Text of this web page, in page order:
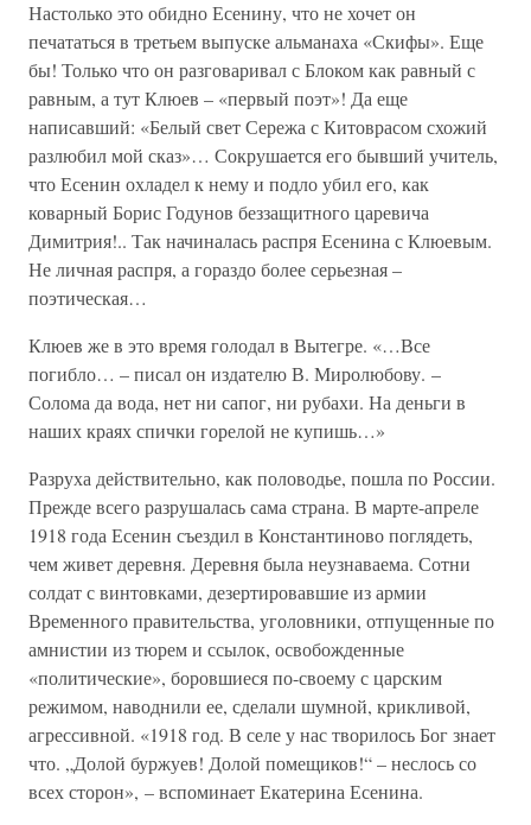
Настолько это обидно Есенину, что не хочет он
печататься в третьем выпуске альманаха «Скифы». Еще
бы! Только что он разговаривал с Блоком как равный с
равным, а тут Клюев – «первый поэт»! Да еще
написавший: «Белый свет Сережа с Китоврасом схожий
разлюбил мой сказ»… Сокрушается его бывший учитель,
что Есенин охладел к нему и подло убил его, как
коварный Борис Годунов беззащитного царевича
Димитрия!.. Так начиналась распря Есенина с Клюевым.
Не личная распря, а гораздо более серьезная –
поэтическая…
Клюев же в это время голодал в Вытегре. «…Все
погибло… – писал он издателю В. Миролюбову. –
Солома да вода, нет ни сапог, ни рубахи. На деньги в
наших краях спички горелой не купишь…»
Разруха действительно, как половодье, пошла по России.
Прежде всего разрушалась сама страна. В марте-апреле
1918 года Есенин съездил в Константиново поглядеть,
чем живет деревня. Деревня была неузнаваема. Сотни
солдат с винтовками, дезертировавшие из армии
Временного правительства, уголовники, отпущенные по
амнистии из тюрем и ссылок, освобожденные
«политические», боровшиеся по-своему с царским
режимом, наводнили ее, сделали шумной, крикливой,
агрессивной. «1918 год. В селе у нас творилось Бог знает
что. „Долой буржуев! Долой помещиков!“ – неслось со
всех сторон», – вспоминает Екатерина Есенина.